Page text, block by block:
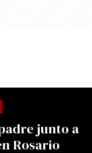
junto a
Rosario